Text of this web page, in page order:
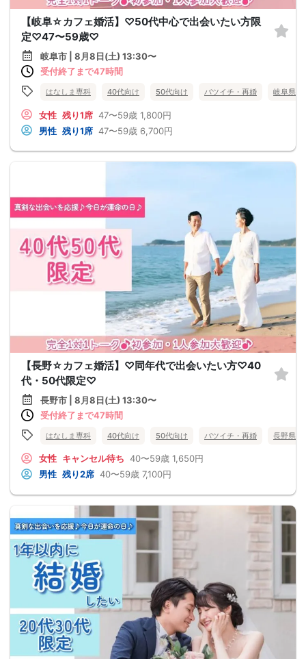
【岐阜☆カフェ婚活】♡50代中心で出会いたい方限
定♡47〜59歳♡
岐阜市 | 8月8日(土) 13:30〜
受付終了まで47時間
はなしま専科 40代向け 50代向け バツイチ・再婚 岐阜県
女性 残り1席 47〜59歳 1,800円
男性 残り1席 47〜59歳 6,700円
【長野☆カフェ婚活】♡同年代で出会いたい方♡40
代・50代限定♡
長野市 | 8月8日(土) 13:30〜
受付終了まで47時間
はなしま専科 40代向け 50代向け バツイチ・再婚 長野県
女性 キャンセル待ち 40〜59歳 1,650円
男性 残り2席 40〜59歳 7,100円